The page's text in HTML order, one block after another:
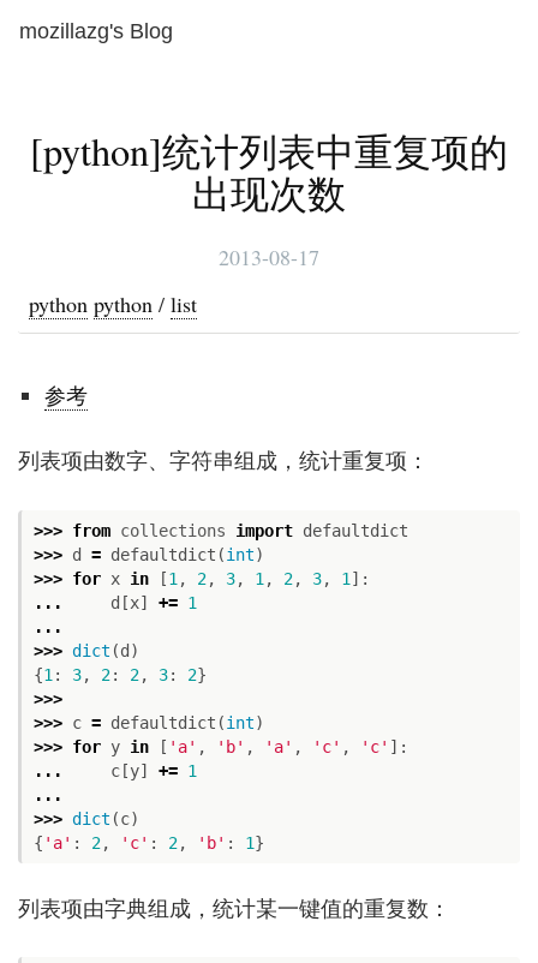
mozillazg's Blog
[python]统计列表中重复项的
出现次数
2013-08-17
python python / list
参考
列表项由数字、字符串组成，统计重复项：
>>> from collections import defaultdict
>>> d = defaultdict (int)
>>> for x in [1 , 2, 3, 1 , 2, 3, 1 ]:
...
d [x] += 1
...
>>> dict (d )
{1 : 3, 2: 2, 3: 2}
>>>
>>> c = defaultdict (int)
>>> for y in [ 'a' , 'b' , 'a' , 'c' , 'c' ]:
...
c [y] += 1
...
>>> dict (c)
{ 'a' : 2, 'c' : 2, 'b' : 1}
列表项由字典组成，统计某一键值的重复数：